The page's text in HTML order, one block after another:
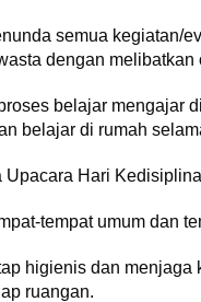
semua kegiatan/
dengan
belajar mengajar
belajar di rumah
Upacara Hari
tempat umum dan
higienis dan
ruangan.